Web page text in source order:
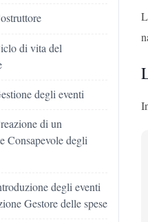
di vita del
degli eventi
di un
Consapevole degli
degli eventi
Gestore delle spese